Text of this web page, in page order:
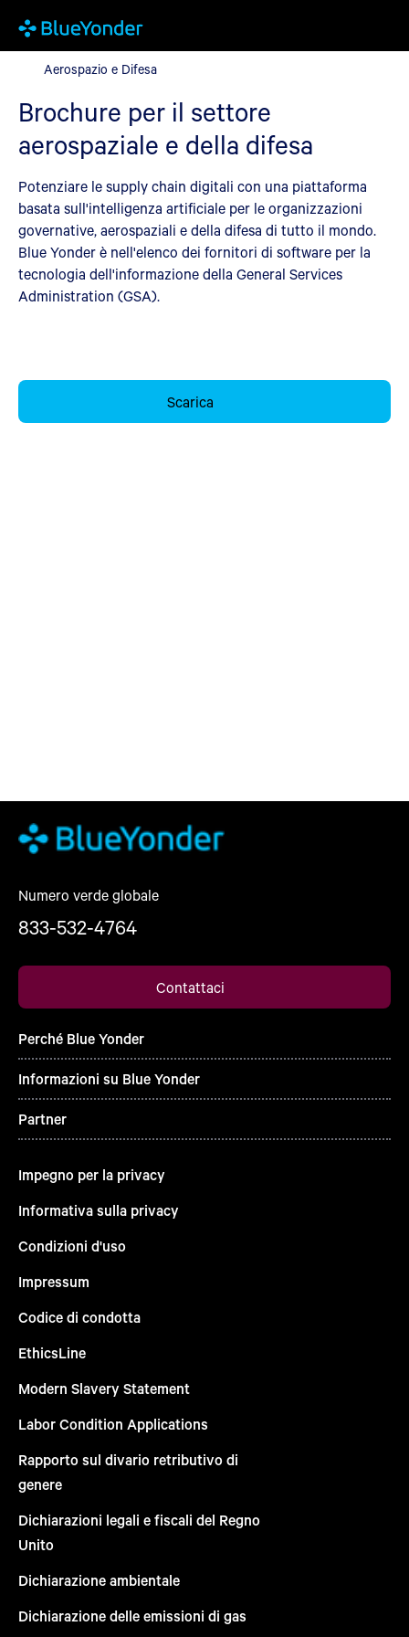
Aerospazio e Difesa
Aerospazio e Difesa
Brochure per il settore
aerospaziale e della difesa
Potenziare le supply chain digitali con una piattaforma
basata sull'intelligenza artificiale per le organizzazioni
governative, aerospaziali e della difesa di tutto il mondo.
Blue Yonder è nell'elenco dei fornitori di software per la
tecnologia dell'informazione della General Services
Administration (GSA).
Scarica
Numero verde globale
833-532-4764
Contattaci
Perché Blue Yonder
Informazioni su Blue Yonder
Partner
Impegno per la privacy
Informativa sulla privacy
Condizioni d'uso
Impressum
Codice di condotta
EthicsLine
Modern Slavery Statement
Labor Condition Applications
Rapporto sul divario retributivo di
genere
Dichiarazioni legali e fiscali del Regno
Unito
Dichiarazione ambientale
Dichiarazione delle emissioni di gas